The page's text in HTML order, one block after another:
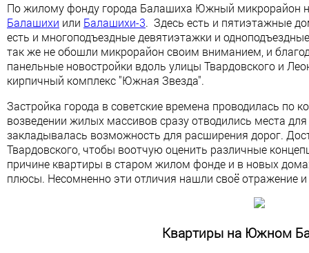
По жилому фонду города Балашиха Южный микрорайон
Балашихи или Балашихи-3. Здесь есть и пятиэтажные
есть и многоподъездные девятиэтажки и
так же не обошли микрорайон своим вниманием, и
панельные новостройки вдоль улицы Твардовского и
кирпичный комплекс "Южная Звезда".
Застройка города в советские времена проводилась по
возведении жилых массивов сразу отводились места
закладывалась возможность для расширения дорог.
Твардовского, чтобы воотчую оценить различные
причине квартиры в старом жилом фонде и в новых
плюсы. Несомненно эти отличия нашли своё отражение
Квартиры на Южном